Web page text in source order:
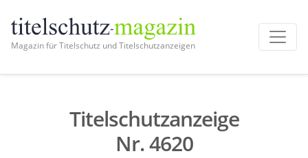
Magazin für Titelschutz und Titelschutzanzeigen
Titelschutzanzeige
Nr. 4620